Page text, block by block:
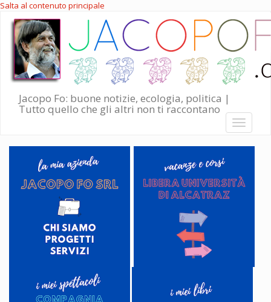
Salta al contenuto principale
Jacopo Fo: buone notizie, ecologia, politica |
Tutto quello che gli altri non ti raccontano
Toggle